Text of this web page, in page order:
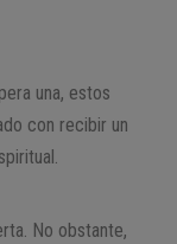
una, estos
con recibir un
No obstante,